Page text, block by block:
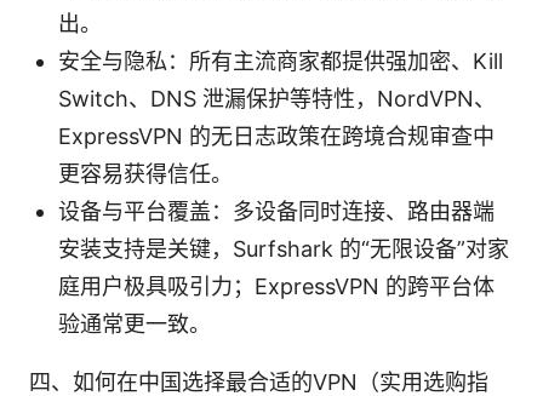
出。
安全与隐私：所有主流商家都提供强加密、Kill
Switch、DNS 泄漏保护等特性，NordVPN、
ExpressVPN 的无日志政策在跨境合规审查中
更容易获得信任。
设备与平台覆盖：多设备同时连接、路由器端
安装支持是关键，Surfshark 的“无限设备”对家
庭用户极具吸引力；ExpressVPN 的跨平台体
验通常更一致。
四、如何在中国选择最合适的VPN（实用选购指